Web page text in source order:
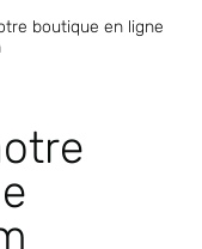
boutique en ligne